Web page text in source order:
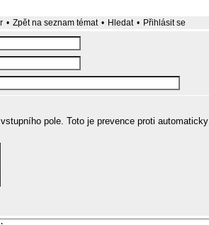
• Zpět na seznam témat • Hledat • Přihlásit se
pole. Toto je prevence proti automaticky